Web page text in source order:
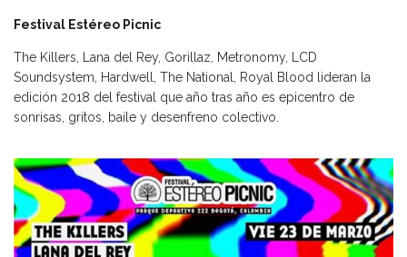
Festival Estéreo Picnic
The Killers, Lana del Rey, Gorillaz, Metronomy, LCD
Soundsystem, Hardwell, The National, Royal Blood lideran la
edición 2018 del festival que año tras año es epicentro de
sonrisas, gritos, baile y desenfreno colectivo.